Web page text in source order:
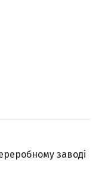
заводі